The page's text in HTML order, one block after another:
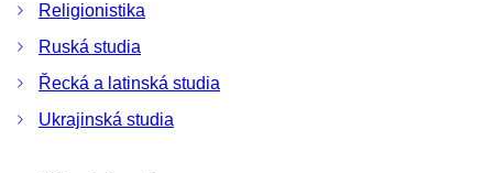
Religionistika
Ruská studia
Řecká a latinská studia
Ukrajinská studia